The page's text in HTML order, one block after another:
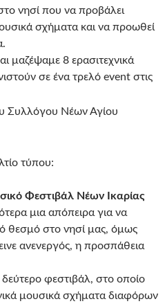
νησί που να προβάλει
σχήματα και να προωθεί
μαζέψαμε 8 ερασιτεχνικά
σε ένα τρελό event στις
τύπου:
Φεστιβάλ Νέων Ικαρίας
μια απόπειρα για να
θεσμό στο νησί μας, όμως
ανενεργός, η προσπάθεια
φεστιβάλ, στο οποίο
μουσικά σχήματα διαφόρων